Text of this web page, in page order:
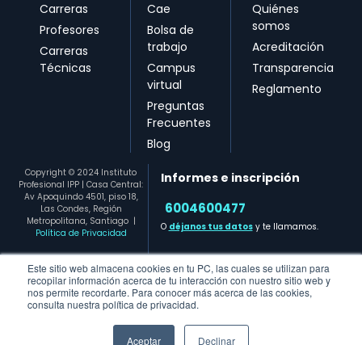
Este sitio web almacena cookies en tu PC, las cuales se utilizan para
recopilar información acerca de tu interacción con nuestro sitio web y
nos permite recordarte. Para conocer más acerca de las cookies,
consulta nuestra política de privacidad.
Aceptar Declinar
Carreras
Profesores
Carreras
Técnicas
Cae
Bolsa de
trabajo
Campus
virtual
Preguntas
Frecuentes
Blog
Quiénes
somos
Acreditación
Transparencia
Reglamento
Copyright © 2024 Instituto
Profesional IPP | Casa Central:
Av Apoquindo 4501, piso 18,
Las Condes, Región
Metropolitana, Santiago |
Política de Privacidad
Informes e inscripción
6004600477​
O déjanos tus datosy te llamamos.